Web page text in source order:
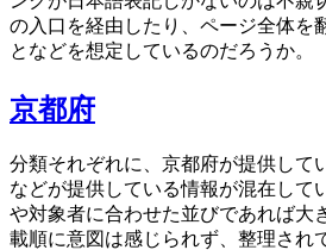
の入口を経由したり、ページ全体を
となどを想定しているのだろうか。
京都府
分類それぞれに、京都府が提供して
などが提供している情報が混在して
や対象者に合わせた並びであれば大
載順に意図は感じられず、整理され